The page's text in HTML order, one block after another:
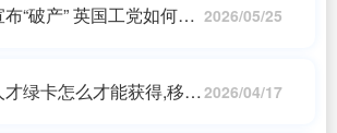
“破产” 英国工党如何自 2026/05/25
绿卡怎么才能获得,移民 2026/04/17